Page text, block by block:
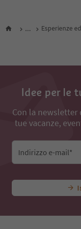
... Esperienze
Idee per le
Con la newsletter
tue vacanze,
Indirizzo e-mail*